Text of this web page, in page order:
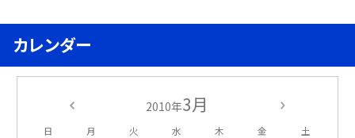
カレンダー
2010年3月
日 月 火 水 木 金 土